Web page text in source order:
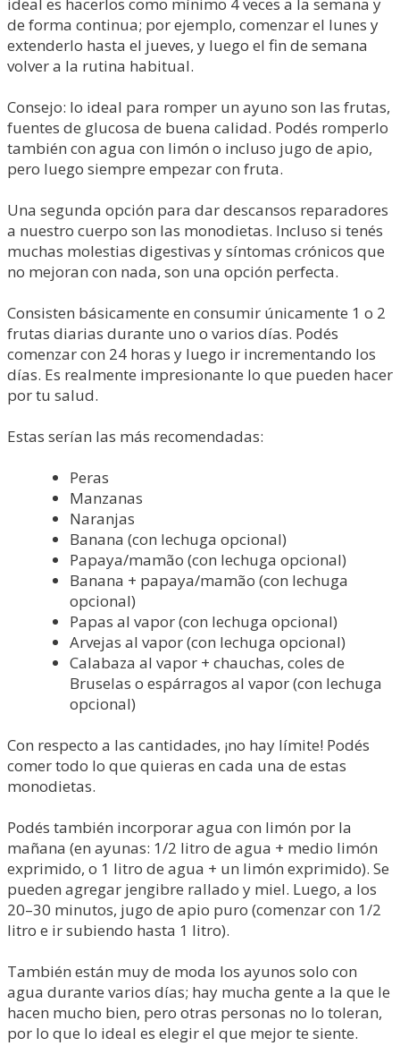
de forma continua; por ejemplo, comenzar el lunes y
extenderlo hasta el jueves, y luego el fin de semana
volver a la rutina habitual.
Consejo: lo ideal para romper un ayuno son las frutas,
fuentes de glucosa de buena calidad. Podés romperlo
también con agua con limón o incluso jugo de apio,
pero luego siempre empezar con fruta.
Una segunda opción para dar descansos reparadores
a nuestro cuerpo son las monodietas. Incluso si tenés
muchas molestias digestivas y síntomas crónicos que
no mejoran con nada, son una opción perfecta.
Consisten básicamente en consumir únicamente 1 o 2
frutas diarias durante uno o varios días. Podés
comenzar con 24 horas y luego ir incrementando los
días. Es realmente impresionante lo que pueden hacer
por tu salud.
Estas serían las más recomendadas:
Peras
Manzanas
Naranjas
Banana (con lechuga opcional)
Papaya/mamão (con lechuga opcional)
Banana + papaya/mamão (con lechuga
opcional)
Papas al vapor (con lechuga opcional)
Arvejas al vapor (con lechuga opcional)
Calabaza al vapor + chauchas, coles de
Bruselas o espárragos al vapor (con lechuga
opcional)
Con respecto a las cantidades, ¡no hay límite! Podés
comer todo lo que quieras en cada una de estas
monodietas.
Podés también incorporar agua con limón por la
mañana (en ayunas: 1/2 litro de agua + medio limón
exprimido, o 1 litro de agua + un limón exprimido). Se
pueden agregar jengibre rallado y miel. Luego, a los
20–30 minutos, jugo de apio puro (comenzar con 1/2
litro e ir subiendo hasta 1 litro).
También están muy de moda los ayunos solo con
agua durante varios días; hay mucha gente a la que le
hacen mucho bien, pero otras personas no lo toleran,
por lo que lo ideal es elegir el que mejor te siente.